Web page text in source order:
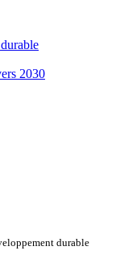
2030
durable